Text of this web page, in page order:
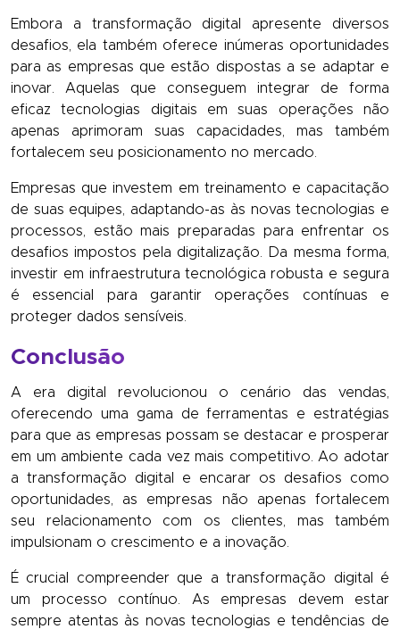
Embora a transformação digital apresente diversos
desafios, ela também oferece inúmeras oportunidades
para as empresas que estão dispostas a se adaptar e
inovar. Aquelas que conseguem integrar de forma
eficaz tecnologias digitais em suas operações não
apenas aprimoram suas capacidades, mas também
fortalecem seu posicionamento no mercado.
Empresas que investem em treinamento e capacitação
de suas equipes, adaptando-as às novas tecnologias e
processos, estão mais preparadas para enfrentar os
desafios impostos pela digitalização. Da mesma forma,
investir em infraestrutura tecnológica robusta e segura
é essencial para garantir operações contínuas e
proteger dados sensíveis.
Conclusão
A era digital revolucionou o cenário das vendas,
oferecendo uma gama de ferramentas e estratégias
para que as empresas possam se destacar e prosperar
em um ambiente cada vez mais competitivo. Ao adotar
a transformação digital e encarar os desafios como
oportunidades, as empresas não apenas fortalecem
seu relacionamento com os clientes, mas também
impulsionam o crescimento e a inovação.
É crucial compreender que a transformação digital é
um processo contínuo. As empresas devem estar
sempre atentas às novas tecnologias e tendências de